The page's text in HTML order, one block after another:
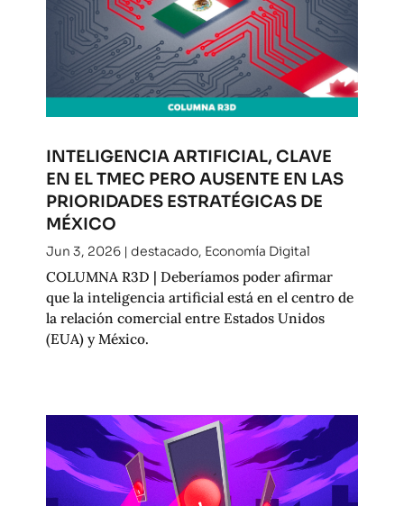
INTELIGENCIA ARTIFICIAL, CLAVE
EN EL TMEC PERO AUSENTE EN LAS
PRIORIDADES ESTRATÉGICAS DE
MÉXICO
Jun 3, 2026| destacado, Economía Digital
COLUMNA R3D | Deberíamos poder afirmar
que la inteligencia artificial está en el centro de
la relación comercial entre Estados Unidos
(EUA) y México.